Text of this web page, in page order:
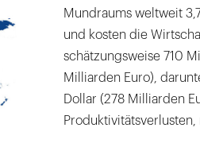
Mundraums weltweit
und kosten die
schätzungsweise 710
Milliarden Euro),
Dollar (278 Milliarden